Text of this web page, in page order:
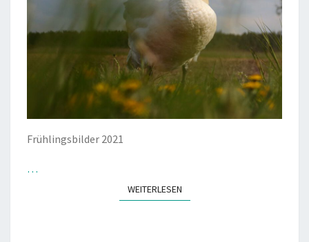
Frühlingsbilder 2021
…
WEITERLESENWEITERLESEN